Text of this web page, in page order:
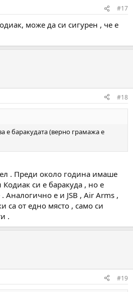
#17
може да си сигурен , че е
#18
е баракудата (верно грамажа е
. Преди около година имаше
си е баракуда , но е
Аналогично е и JSB , Air Arms ,
са от едно място , само си
.
#19